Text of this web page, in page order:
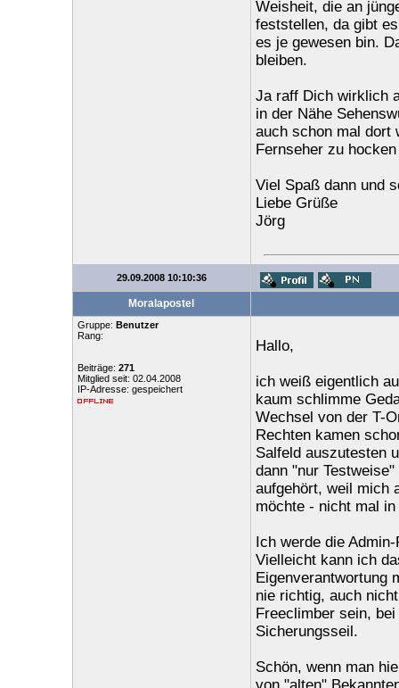
Weisheit, die an
feststellen, da gibt
es je gewesen bin.
bleiben.
Ja raff Dich wirklich
in der Nähe
auch schon mal dort
Fernseher zu
Viel Spaß dann und
Liebe Grüße
Jörg
29.09.2008 10:10:36
Moralapostel
Gruppe: Benutzer
Rang:
Beiträge: 271
Mitglied seit: 02.04.2008
IP-Adresse: gespeichert
Hallo,
ich weiß eigentlich
kaum schlimme
Wechsel von der T-
Rechten kamen
Salfeld auszutesten
dann "nur
aufgehört, weil mich
möchte - nicht mal in
Ich werde die
Vielleicht kann ich
Eigenverantwortung
nie richtig, auch
Freeclimber sein,
Sicherungsseil.
Schön, wenn man